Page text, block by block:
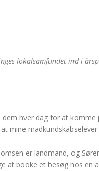
lokalsamfundet ind i
hver dag for at
mine
er landmand, og
at booke et besøg hos